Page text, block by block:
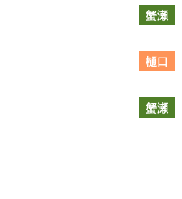
蟹瀬
樋口
蟹瀬